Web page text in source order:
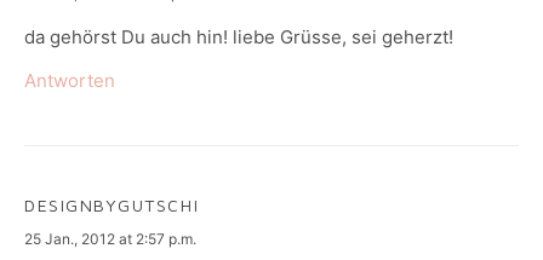
da gehörst Du auch hin! liebe Grüsse, sei geherzt!
Antworten
DESIGNBYGUTSCHI
says:
25 Jan., 2012 at 2:57 p.m.